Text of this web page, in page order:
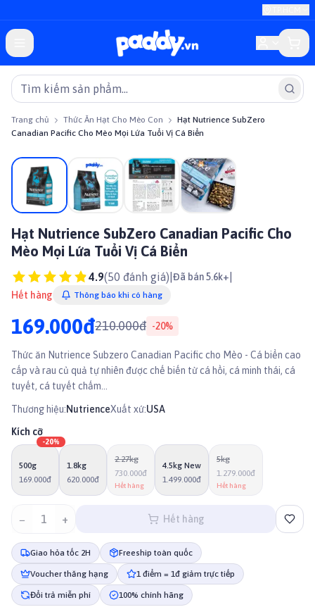
Trang chủ Thức Ăn Hạt Cho Mèo Con
Hạt Nutrience SubZero
Canadian Pacific Cho Mèo Mọi Lứa Tuổi Vị Cá Biển
Giảm giá
Hạt Nutrience SubZero Canadian Pacific Cho
Mèo Mọi Lứa Tuổi Vị Cá Biển
4.9(50 đánh giá) Đã bán 5.6k+
Hết hàng Thông báo khi có hàng
169.000đ210.000đ -20%
Thức ăn Nutrience Subzero Canadian Pacific cho Mèo - Cá biển cao
cấp và rau củ quả tự nhiên được chế biến từ cá hồi, cá minh thái, cá
tuyết, cá tuyết chấm...
Thương hiệu:NutrienceXuất xứ:USA
Kích cỡ
500g
169.000đ
-20%
1.8kg
620.000đ
2.27kg
730.000đ
Hết hàng
4.5kg New
1.499.000đ
5kg
1.279.000đ
Hết hàng
− 1 + Hết hàng
Giao hỏa tốc 2H Freeship toàn quốc
Voucher thăng hạng 1 điểm = 1đ giảm trực tiếp
Đổi trả miễn phí 100% chính hãng